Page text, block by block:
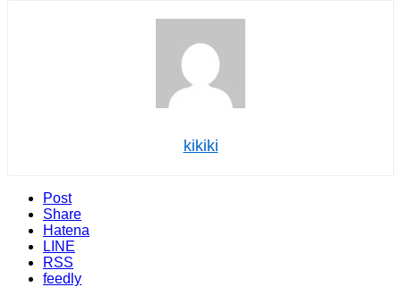
kikiki
Post
Share
Hatena
LINE
RSS
feedly